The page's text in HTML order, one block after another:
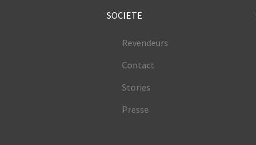
SOCIETE
Revendeurs
Contact
Stories
Presse